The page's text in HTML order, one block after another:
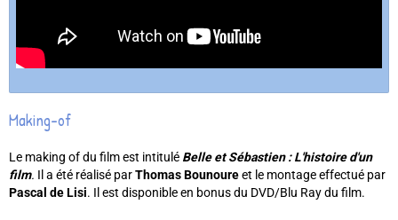
Making-of
Le making of du film est intitulé Belle et Sébastien : L'histoire d'un
film. Il a été réalisé parThomas Bounoureet le montage effectué par
Pascal de Lisi. Il est disponible en bonus du DVD/Blu Ray du film.